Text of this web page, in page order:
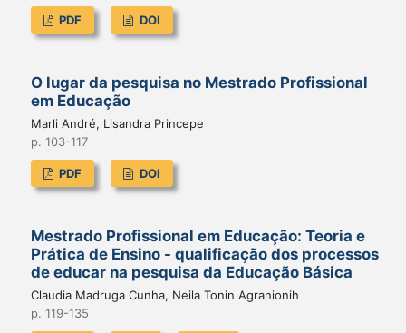
PDF DOI
O lugar da pesquisa no Mestrado Profissional
em Educação
Marli André, Lisandra Princepe
p. 103-117
PDF DOI
Mestrado Profissional em Educação: Teoria e
Prática de Ensino - qualificação dos processos
de educar na pesquisa da Educação Básica
Claudia Madruga Cunha, Neila Tonin Agranionih
p. 119-135